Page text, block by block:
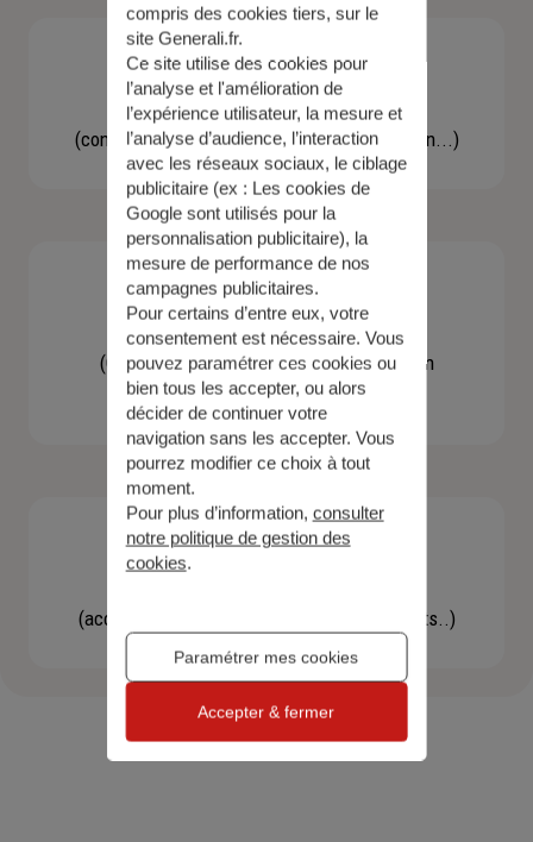
Demande d'information
(concernant une actualité, une réglementation...)
Contacter un agent
(Obtenir un devis, une information, faire un
bilan...)
(accéder à l'espace client, gérer mes contrats..)
compris des cookies tiers, sur le
site Generali.fr.
Ce site utilise des cookies pour
l’analyse et l'amélioration de
l’expérience utilisateur, la mesure et
l’analyse d’audience, l’interaction
avec les réseaux sociaux, le ciblage
publicitaire (ex : Les cookies de
Google sont utilisés pour la
personnalisation publicitaire), la
mesure de performance de nos
campagnes publicitaires.
Pour certains d’entre eux, votre
consentement est nécessaire. Vous
pouvez paramétrer ces cookies ou
bien tous les accepter, ou alors
décider de continuer votre
navigation sans les accepter. Vous
pourrez modifier ce choix à tout
moment.
Pour plus d’information, consulter
notre politique de gestion des
cookies.
Paramétrer mes cookies
Accepter & fermer